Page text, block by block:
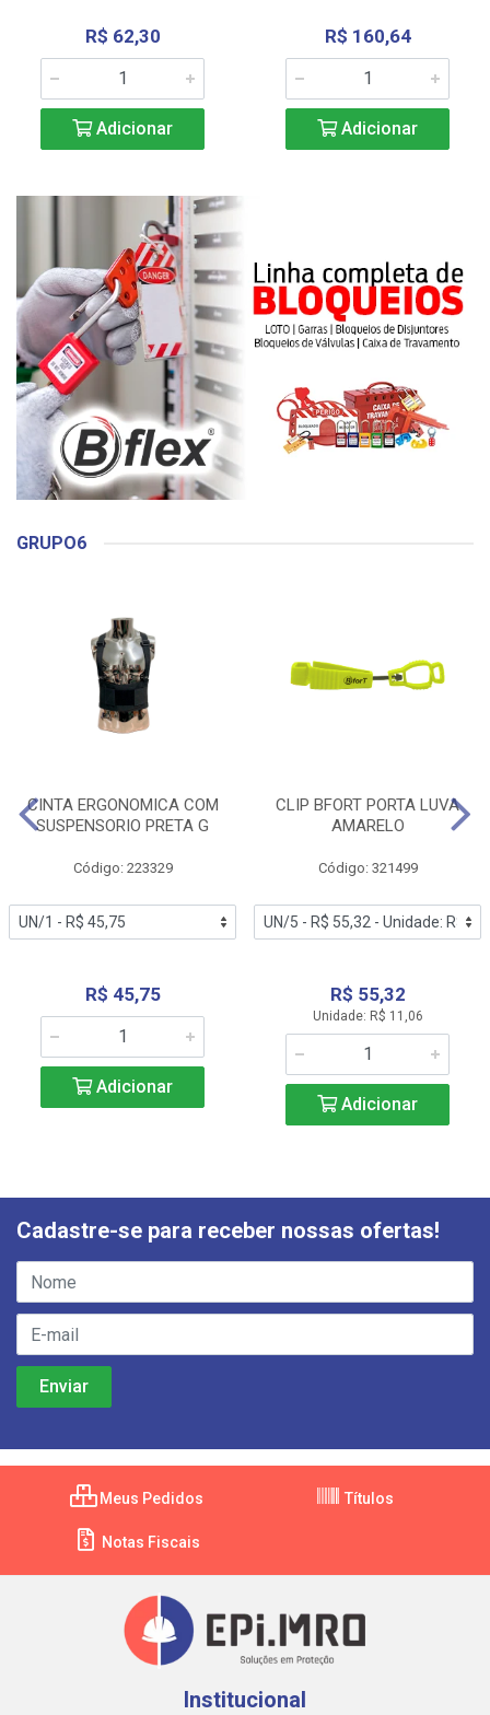
R$ 62,30
Adicionar
R$ 160,64
Adicionar
GRUPO6
CINTA ERGONOMICA COM
SUSPENSORIO PRETA G
Código: 223329
R$ 45,75
Adicionar
CLIP BFORT PORTA LUVA
AMARELO
Código: 321499
R$ 55,32
Unidade: R$ 11,06
Adicionar
Cadastre-se para receber nossas ofertas!
Meus Pedidos Títulos
Notas Fiscais
Institucional